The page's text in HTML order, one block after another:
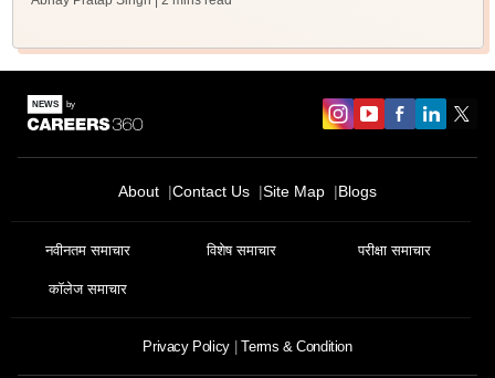
About Contact Us Site Map Blogs
नवीनतम समाचार विशेष समाचार परीक्षा समाचार
कॉलेज समाचार
Privacy Policy Terms & Condition